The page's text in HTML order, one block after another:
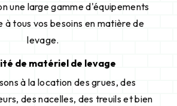
une large gamme d'équipements
à tous vos besoins en matière de
levage.
de matériel de levage
à la location des grues, des
des nacelles, des treuils et bien